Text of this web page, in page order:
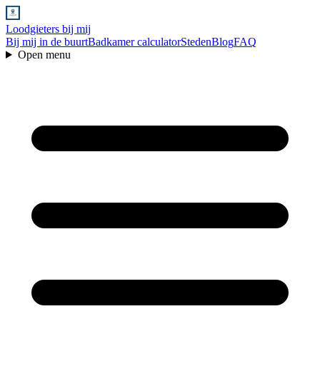
Loodgieters bij mij
Bij mij in de buurtBadkamer calculatorStedenBlogFAQ
Open menu